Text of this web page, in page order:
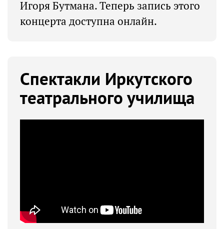
Игоря Бутмана. Теперь запись этого
концерта доступна онлайн.
Спектакли Иркутского
театрального училища